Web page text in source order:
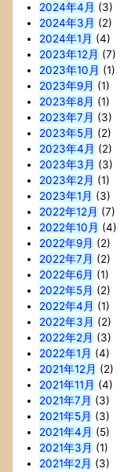
2024年4月 (3)
2024年3月 (2)
2024年1月 (4)
2023年12月 (7)
2023年10月 (1)
2023年9月 (1)
2023年8月 (1)
2023年7月 (3)
2023年5月 (2)
2023年4月 (2)
2023年3月 (3)
2023年2月 (1)
2023年1月 (3)
2022年12月 (7)
2022年10月 (4)
2022年9月 (2)
2022年7月 (2)
2022年6月 (1)
2022年5月 (2)
2022年4月 (1)
2022年3月 (2)
2022年2月 (3)
2022年1月 (4)
2021年12月 (2)
2021年11月 (4)
2021年7月 (3)
2021年5月 (3)
2021年4月 (5)
2021年3月 (1)
2021年2月 (3)